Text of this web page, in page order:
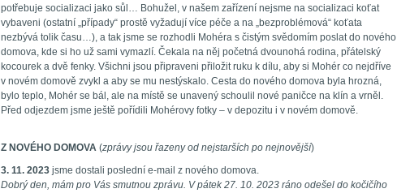
potřebuje socializaci jako sůl… Bohužel, v našem zařízení nejsme na socializaci koťat
vybaveni (ostatní „případy“ prostě vyžadují více péče a na „bezproblémová“ koťata
nezbývá tolik času…), a tak jsme se rozhodli Mohéra s čistým svědomím poslat do nového
domova, kde si ho už sami vymazlí. Čekala na něj početná dvounohá rodina, přátelský
kocourek a dvě fenky. Všichni jsou připraveni přiložit ruku k dílu, aby si Mohér co nejdříve
v novém domově zvykl a aby se mu nestýskalo. Cesta do nového domova byla hrozná,
bylo teplo, Mohér se bál, ale na místě se unavený schoulil nové paničce na klín a vrněl.
Před odjezdem jsme ještě pořídili Mohérovy fotky – v depozitu i v novém domově.
Z NOVÉHO DOMOVA (zprávy jsou řazeny od nejstarších po nejnovější)
3. 11. 2023 jsme dostali poslední e-mail z nového domova.
Dobrý den, mám pro Vás smutnou zprávu. V pátek 27. 10. 2023 ráno odešel do kočičího